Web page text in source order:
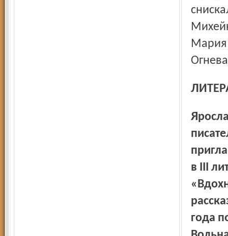
Мария
Ярославское региональное отделение Союза российских
в III
года